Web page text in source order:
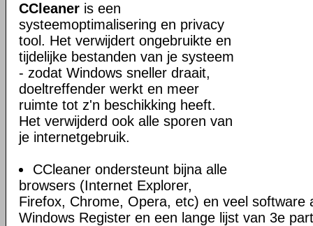
CCleaner is een
systeemoptimalisering en privacy
tool. Het verwijdert ongebruikte en
tijdelijke bestanden van je systeem
- zodat Windows sneller draait,
doeltreffender werkt en meer
ruimte tot z'n beschikking heeft.
Het verwijderd ook alle sporen van
je internetgebruik.
CCleaner ondersteunt bijna alle
browsers (Internet Explorer,
Firefox, Chrome, Opera, etc) en veel software
Windows Register en een lange lijst van 3e